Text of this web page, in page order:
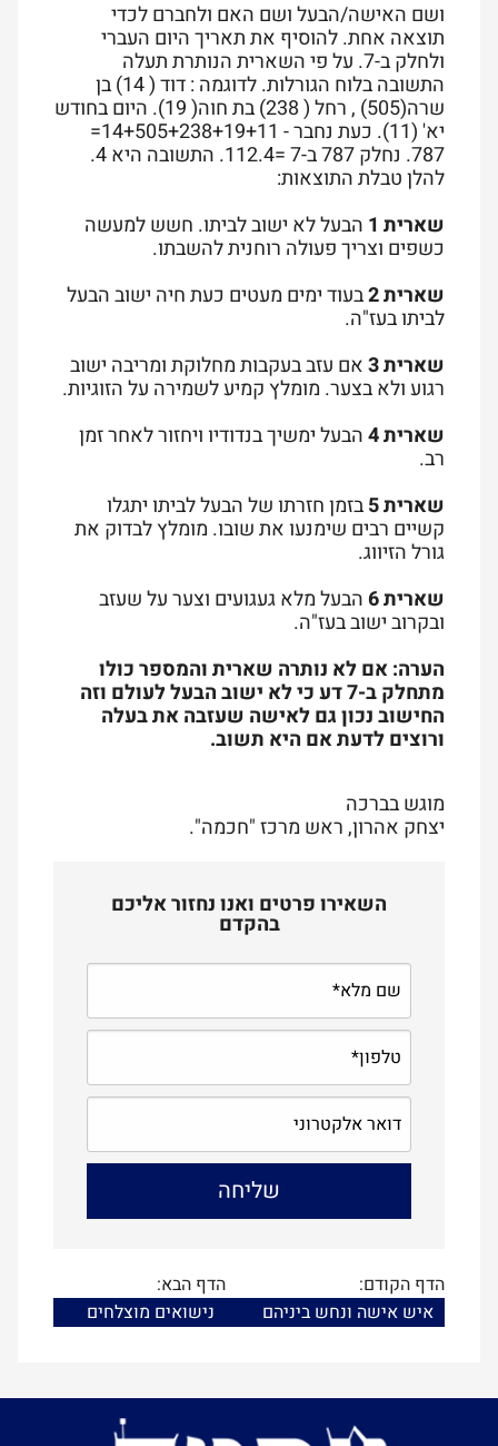
ושם האישה/הבעל ושם האם ולחברם לכדי
תוצאה אחת. להוסיף את תאריך היום העברי
ולחלק ב-7. על פי השארית הנותרת תעלה
התשובה בלוח הגורלות. לדוגמה : דוד ( 14) בן
שרה(505) , רחל ( 238) בת חוה( 19). היום בחודש
יא' (11). כעת נחבר - 14+505+238+19+11=
787. נחלק 787 ב-7 =112.4. התשובה היא 4.
להלן טבלת התוצאות:
שארית 1
הבעל לא ישוב לביתו. חשש למעשה
כשפים וצריך פעולה רוחנית להשבתו.
שארית 2
בעוד ימים מעטים כעת חיה ישוב הבעל
לביתו בעז"ה.
שארית 3
אם עזב בעקבות מחלוקת ומריבה ישוב
רגוע ולא בצער. מומלץ קמיע לשמירה על הזוגיות.
שארית 4
הבעל ימשיך בנדודיו ויחזור לאחר זמן
רב.
שארית 5
בזמן חזרתו של הבעל לביתו יתגלו
קשיים רבים שימנעו את שובו. מומלץ לבדוק את
גורל הזיווג.
שארית 6
הבעל מלא געגועים וצער על שעזב
ובקרוב ישוב בעז"ה.
הערה: אם לא נותרה שארית והמספר כולו
מתחלק ב-7 דע כי לא ישוב הבעל לעולם וזה
החישוב נכון גם לאישה שעזבה את בעלה
ורוצים לדעת אם היא תשוב.
מוגש בברכה
יצחק אהרון, ראש מרכז "חכמה".
השאירו פרטים ואנו נחזור אליכם
בהקדם
הדף הקודם:
איש אישה ונחש ביניהם
הדף הבא:
נישואים מוצלחים